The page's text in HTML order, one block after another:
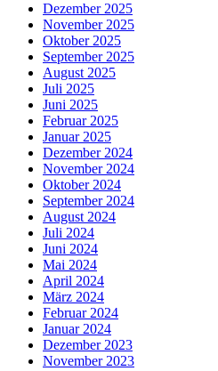
Dezember 2025
November 2025
Oktober 2025
September 2025
August 2025
Juli 2025
Juni 2025
Februar 2025
Januar 2025
Dezember 2024
November 2024
Oktober 2024
September 2024
August 2024
Juli 2024
Juni 2024
Mai 2024
April 2024
März 2024
Februar 2024
Januar 2024
Dezember 2023
November 2023